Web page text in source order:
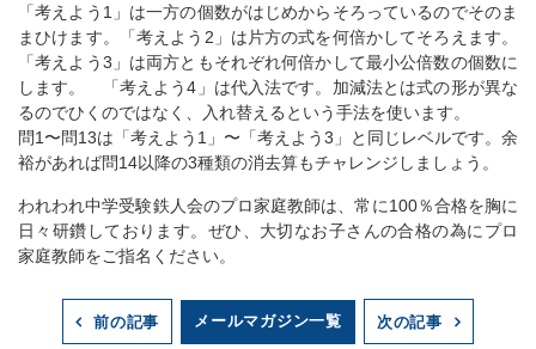
「考えよう1」は一方の個数がはじめからそろっているのでそのま
まひけます。「考えよう2」は片方の式を何倍かしてそろえます。
「考えよう3」は両方ともそれぞれ何倍かして最小公倍数の個数に
します。 「考えよう4」は代入法です。加減法とは式の形が異な
るのでひくのではなく、入れ替えるという手法を使います。
問1〜問13は「考えよう1」〜「考えよう3」と同じレベルです。余
裕があれば問14以降の3種類の消去算もチャレンジしましょう。
われわれ中学受験鉄人会のプロ家庭教師は、常に100％合格を胸に
日々研鑽しております。ぜひ、大切なお子さんの合格の為にプロ
家庭教師をご指名ください。
前の記事 メールマガジン一覧 次の記事